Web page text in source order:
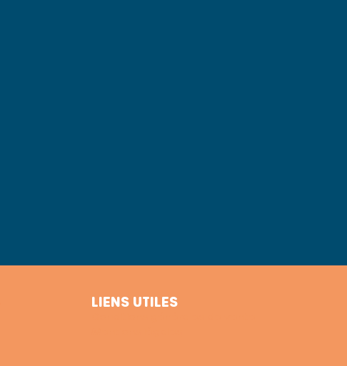
LIENS UTILES